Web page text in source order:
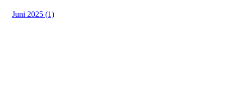
Juni 2025 (1)